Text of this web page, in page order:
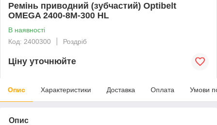
Ремінь приводний (зубчастий) Optibelt
OMEGA 2400-8M-300 HL
В наявності
Код: 2400300
Роздріб
Ціну уточнюйте
Опис Характеристики Доставка Оплата Умови
Опис